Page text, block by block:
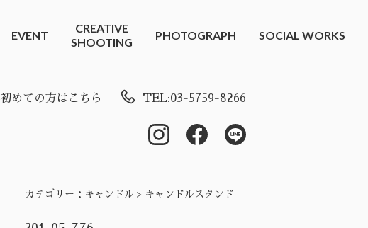
EVENT
CREATIVE
SHOOTING
PHOTOGRAPH SOCIAL WORKS
初めての方はこちら TEL:03-5759-8266
カテゴリー： キャンドル > キャンドルスタンド